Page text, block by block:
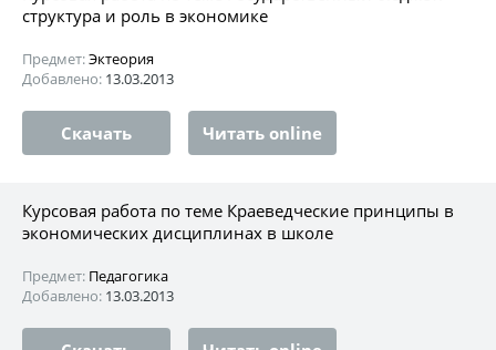
структура и роль в экономике
Предмет:Эктеория
Добавлено: 13.03.2013
Скачать Читать online
Курсовая работа по теме Краеведческие принципы в
экономических дисциплинах в школе
Предмет: Педагогика
Добавлено: 13.03.2013